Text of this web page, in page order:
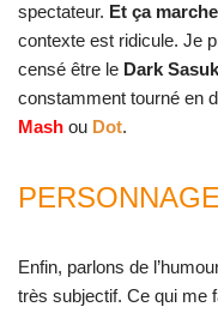
spectateur. Et ça marche
contexte est ridicule. Je
censé être le Dark
constamment tourné en
Mash ou Dot.
Enfin, parlons de
très subjectif. Ce qui me